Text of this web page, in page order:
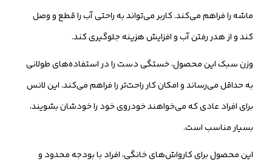
ماشه را فراهم می‌کند. کاربر می‌تواند به راحتی آب را قطع و وصل
کند و از هدر رفتن آب و افزایش هزینه جلوگیری کند.
وزن سبک این محصول، خستگی دست را در استفاده‌های طولانی
به حداقل می‌رساند و امکان کار راحت‌تر را فراهم می‌کند. این لانس
برای افراد عادی که می‌خواهند خودروی خود را خودشان بشویند،
بسیار مناسب است.
این محصول برای کارواش‌های خانگی، افراد با بودجه محدود و